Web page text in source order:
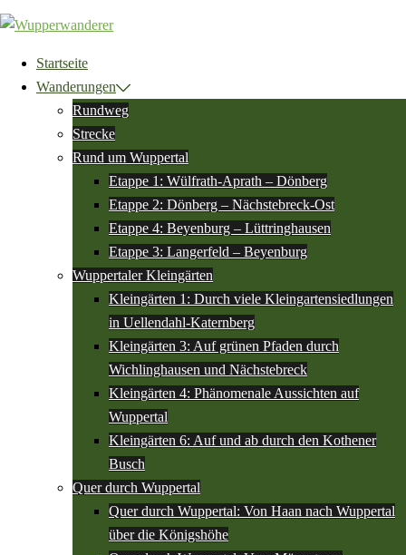
Zum
Inhalt
springenStartseite
Wanderungen
Rundweg
Strecke
Rund um Wuppertal
Etappe 1: Wülfrath-Aprath – Dönberg
Etappe 2: Dönberg – Nächstebreck-Ost
Etappe 4: Beyenburg – Lüttringhausen
Etappe 3: Langerfeld – Beyenburg
Wuppertaler Kleingärten
Kleingärten 1: Durch viele Kleingartensiedlungen
in Uellendahl-Katernberg
Kleingärten 3: Auf grünen Pfaden durch
Wichlinghausen und Nächstebreck
Kleingärten 4: Phänomenale Aussichten auf
Wuppertal
Kleingärten 6: Auf und ab durch den Kothener
Busch
Quer durch Wuppertal
Quer durch Wuppertal: Von Haan nach Wuppertal
über die Königshöhe